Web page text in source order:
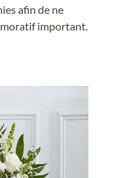
afin de ne
important.